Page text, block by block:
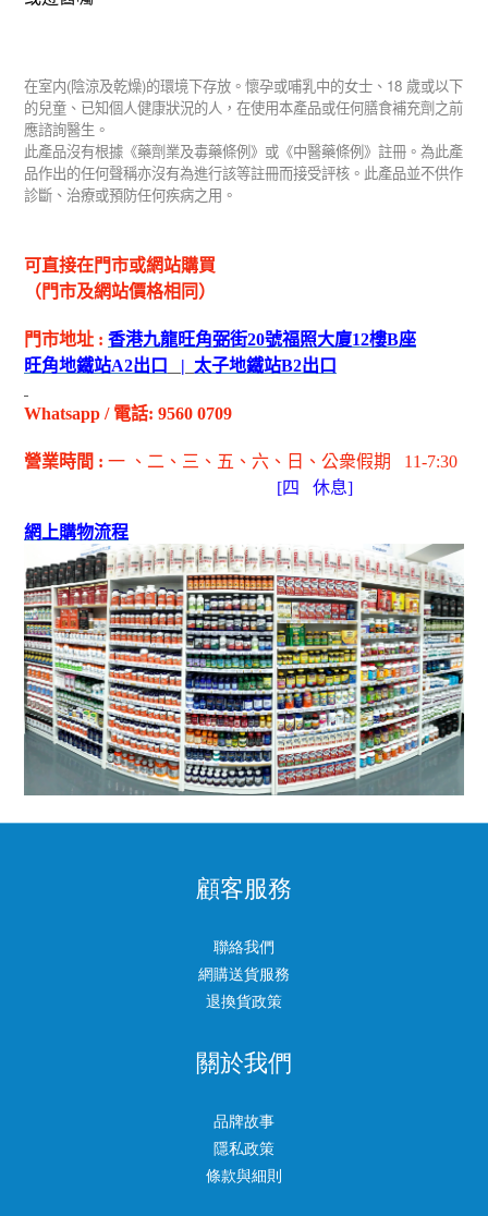
在室内(陰涼及乾燥)的環境下存放。懷孕或哺乳中的女士、 18 歲或以下
的兒童、已知個人健康狀況的人，在使用本產品或任何膳食補充劑之前
應諮詢醫生。
此產品沒有根據《藥劑業及毒藥條例》或《中醫藥條例》註冊。為此產
品作出的任何聲稱亦沒有為進行該等註冊而接受評核。此產品並不供作
診斷、治療或預防任何疾病之用。
可直接在門市或網站購買
（門市及網站價格相同）
門市地址 : 香港九龍旺角弼街20號福照大廈12樓B座
旺角地鐵站A2出 口 | 太子地鐵站B2出 口
Whatsapp / 電話: 9560 0709
營業時間 : 一 、二、三、五 、六 、日 、公衆假期
11-7:30
[四 休息]
網上購物流程
顧客服務
聯絡我們
網購送貨服務
退換貨政策
關於我們
品牌故事
隱私政策
條款與細則